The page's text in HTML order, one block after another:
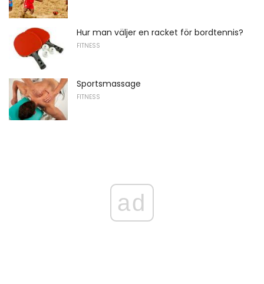
Hur man väljer en racket för bordtennis?
FITNESS
Sportsmassage
FITNESS
ad